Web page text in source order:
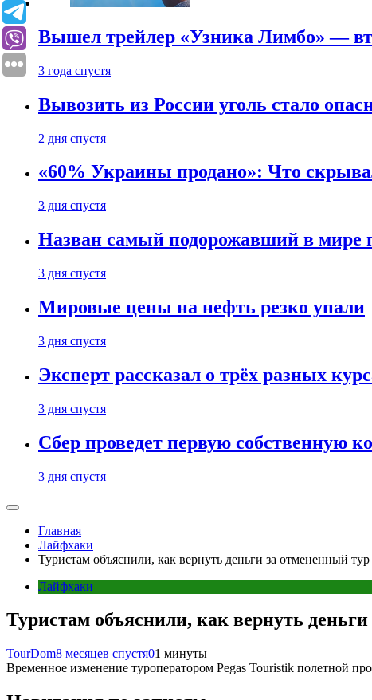
Вышел трейлер «Узника Лимбо» —
3 года спустя
Вывозить из России уголь стало
2 дня спустя
«60% Украины продано»: Что
3 дня спустя
Назван самый подорожавший в мире
3 дня спустя
Мировые цены на нефть резко упали
3 дня спустя
Эксперт рассказал о трёх разных
3 дня спустя
Сбер проведет первую собственную
3 дня спустя
Главная
Лайфхаки
Туристам объяснили, как вернуть деньги за отмененный
Лайфхаки
Туристам объяснили, как вернуть
TourDom8 месяцев спустя01 минуты
Временное изменение туроператором Pegas Touristik полетной